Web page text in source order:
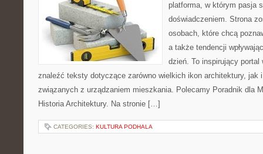
platforma, w którym pasja
doświadczeniem. Strona
osobach, które chcą
a także tendencji
dzień. To inspirujący
znaleźć teksty dotyczące zarówno wielkich ikon architektury, jak
związanych z urządzaniem mieszkania. Polecamy Poradnik dla
Historia Architektury. Na stronie […]
CATEGORIES: KULTURA PODHALA